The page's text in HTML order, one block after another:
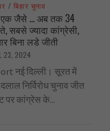
/ बिहार चुनाव
एक जैसे … अब तक 34
सबसे ज्यादा कांग्रेसी,
बिना लडे जीती
23, 2024
नई दिल्ली। सूरत में
निर्विरोध चुनाव जीत
पर कांग्रेस के...